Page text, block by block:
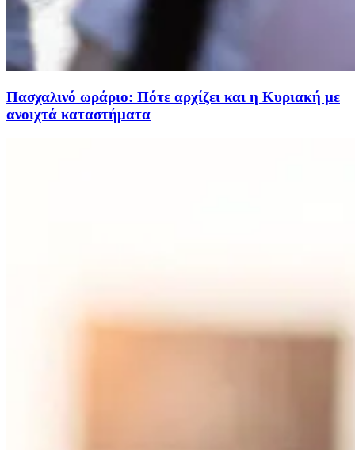
Πασχαλινό ωράριο: Πότε αρχίζει και η Κυριακή με
ανοιχτά καταστήματα